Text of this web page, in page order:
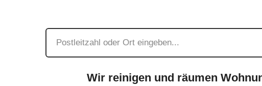
Wir reinigen und räumen